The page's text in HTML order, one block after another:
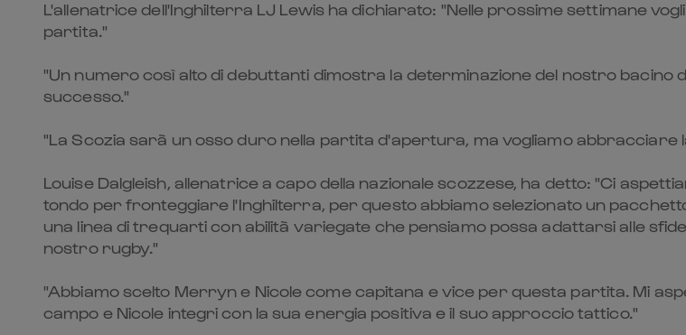
L'allenatrice dell'Inghilterra LJ Lewis ha dichiarato: "Nelle prossime settimane
partita."
"Un numero così alto di debuttanti dimostra la determinazione del nostro bacino
successo."
"La Scozia sarà un osso duro nella partita d'apertura, ma vogliamo abbracciare
Louise Dalgleish, allenatrice a capo della nazionale scozzese, ha detto: "Ci
tondo per fronteggiare l'Inghilterra, per questo abbiamo selezionato un
una linea di trequarti con abilità variegate che pensiamo possa adattarsi alle
nostro rugby."
"Abbiamo scelto Merryn e Nicole come capitana e vice per questa partita. Mi
campo e Nicole integri con la sua energia positiva e il suo approccio tattico."